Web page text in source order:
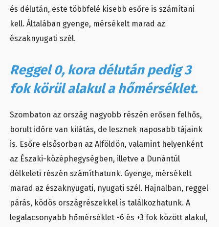
és délután, este többfelé kisebb esőre is számítani
kell. Általában gyenge, mérsékelt marad az
északnyugati szél.
Reggel 0, kora délután pedig 3
fok körül alakul a hőmérséklet.
Szombaton az ország nagyobb részén erősen felhős,
borult időre van kilátás, de lesznek naposabb tájaink
is. Esőre elsősorban az Alföldön, valamint helyenként
az Északi-középhegységben, illetve a Dunántúl
délkeleti részén számíthatunk. Gyenge, mérsékelt
marad az északnyugati, nyugati szél. Hajnalban, reggel
párás, ködös országrészekkel is találkozhatunk. A
legalacsonyabb hőmérséklet -6 és +3 fok között alakul,